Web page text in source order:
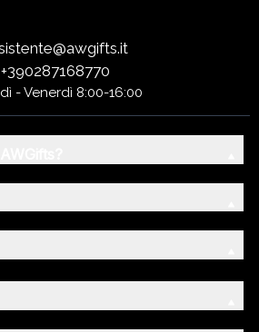
+390287168770
- Venerdì 8:00-16:00